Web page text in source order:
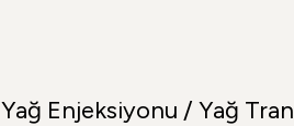
Yağ Enjeksiyonu / Yağ